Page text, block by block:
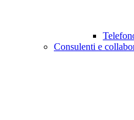
Consulenti e